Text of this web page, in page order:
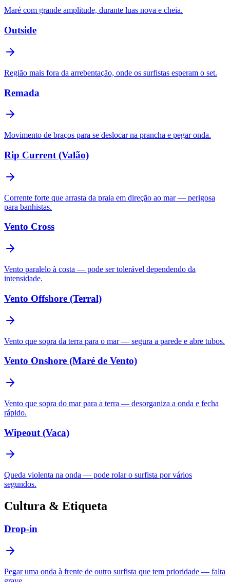
Maré com grande amplitude, durante luas nova e cheia.
Outside
Região mais fora da arrebentação, onde os surfistas esperam o set.
Remada
Movimento de braços para se deslocar na prancha e pegar onda.
Rip Current (Valão)
Corrente forte que arrasta da praia em direção ao mar — perigosa
para banhistas.
Vento Cross
Vento paralelo à costa — pode ser tolerável dependendo da
intensidade.
Vento Offshore (Terral)
Vento que sopra da terra para o mar — segura a parede e abre tubos.
Vento Onshore (Maré de Vento)
Vento que sopra do mar para a terra — desorganiza a onda e fecha
rápido.
Wipeout (Vaca)
Queda violenta na onda — pode rolar o surfista por vários
segundos.
Cultura & Etiqueta
Drop-in
Pegar uma onda à frente de outro surfista que tem prioridade — falta